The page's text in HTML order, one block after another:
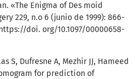
«The Enigma of Des moid
229, n.o 6 (junio de 1999): 866-
doi. org/10.1097/00000658-
S, Dufresne A, Mezhir JJ, Hameed
for prediction of